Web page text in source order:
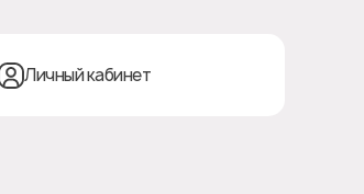
Личный кабинет